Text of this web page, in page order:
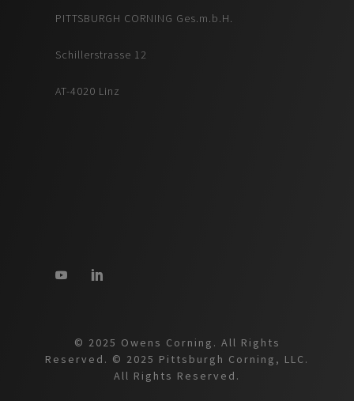
PITTSBURGH CORNING Ges.m.b.H.
Schillerstrasse 12
AT-4020 Linz
© 2025 Owens Corning. All Rights
Reserved. © 2025 Pittsburgh Corning, LLC.
All Rights Reserved.